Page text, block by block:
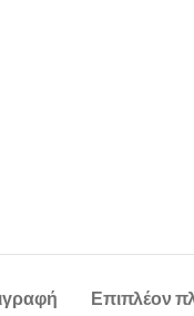
Επιπλέον